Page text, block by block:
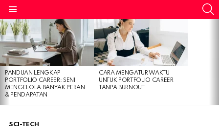
LATEST
STORIES
PANDUAN LENGKAP
PORTFOLIO CAREER: SENI
MENGELOLA BANYAK PERAN
& PENDAPATAN
CARA MENGATUR WAKTU
UNTUK PORTFOLIO CAREER
TANPA BURNOUT
SCI-TECH